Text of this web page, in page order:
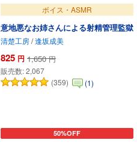
ボイス・ASMR
意地悪なお姉さんによる射精管理監獄
清楚工房/逢坂成美
825 円 1,650 円
販売数:2,067
(359)
(1)
50%OFF
カートに追加